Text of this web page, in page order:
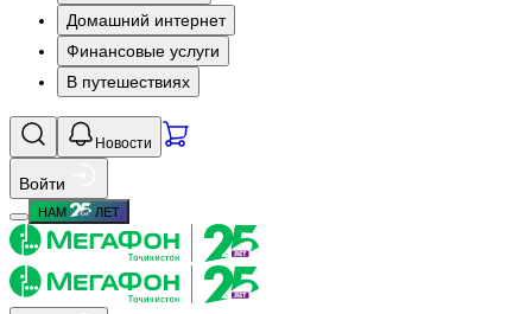
Домашний интернет
Финансовые услуги
В путешествиях
Новости
Войти
НАМ ЛЕТ